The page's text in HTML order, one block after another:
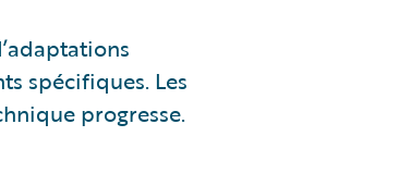
spécifiques. Les
progresse.